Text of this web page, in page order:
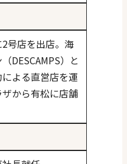
号店を出店。海
DESCAMPS）と
よる直営店を運
から有松に店舗